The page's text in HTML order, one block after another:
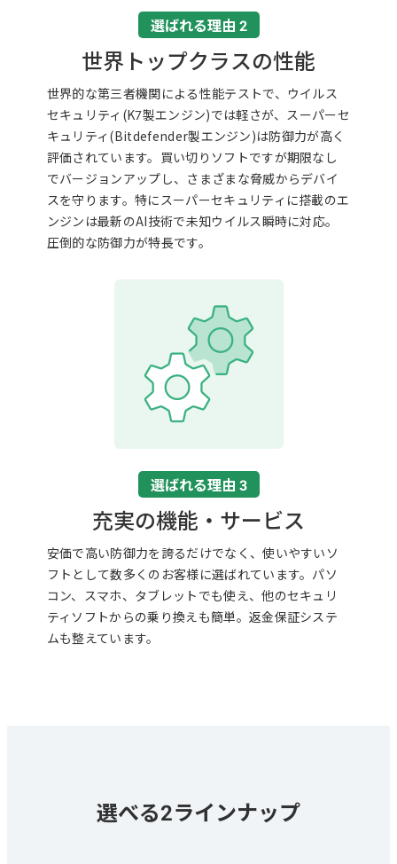
選ばれる理由 2
世界トップクラスの性能
世界的な第三者機関による性能テストで、ウイルス
セキュリティ(K7製エンジン)では軽さが、スーパーセ
キュリティ(Bitdefender製エンジン)は防御力が高く
評価されています。買い切りソフトですが期限なし
でバージョンアップし、さまざまな脅威からデバイ
スを守ります。特にスーパーセキュリティに搭載のエ
ンジンは最新のAI技術で未知ウイルス瞬時に対応。
圧倒的な防御力が特長です。
選ばれる理由 3
充実の機能・サービス
安価で高い防御力を誇るだけでなく、使いやすいソ
フトとして数多くのお客様に選ばれています。パソ
コン、スマホ、タブレットでも使え、他のセキュリ
ティソフトからの乗り換えも簡単。返金保証システ
ムも整えています。
選べる2ラインナップ